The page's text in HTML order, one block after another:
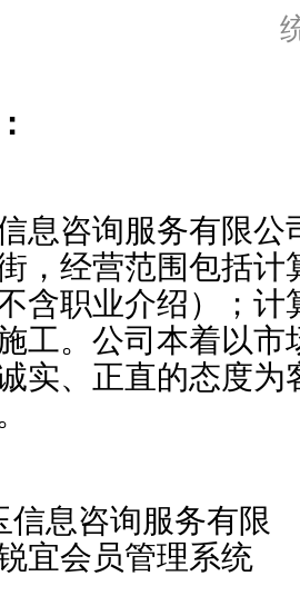
息咨询服务有限
，经营范围包括
含职业介绍）；
工。公司本着以
实、正直的态度